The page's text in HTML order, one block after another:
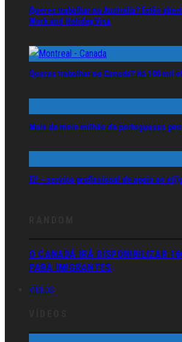
Queres trabalhar na Austrália? Estão
Work and Holiday Visa
Queres trabalhar no Canadá? Há 100 mil
Mais de meio milhão de portugueses
Ei! – serviço profissional de apoio ao
O CANADÁ IRÁ DISPONIBILIZAR
PARA IMIGRANTES
VÍDEOS